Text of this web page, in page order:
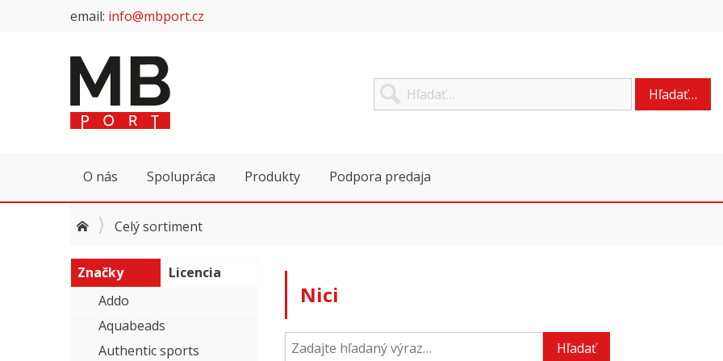
email: info@mbport.cz
Hľadať…
O nás Spolupráca Produkty Podpora predaja
Celý sortiment
Značky
Licencia
Addo
Aquabeads
Authentic sports
Nici
Hľadať